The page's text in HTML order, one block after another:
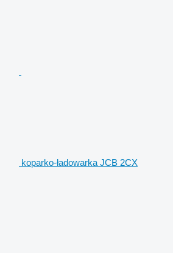
koparko-ładowarka JCB 2CX